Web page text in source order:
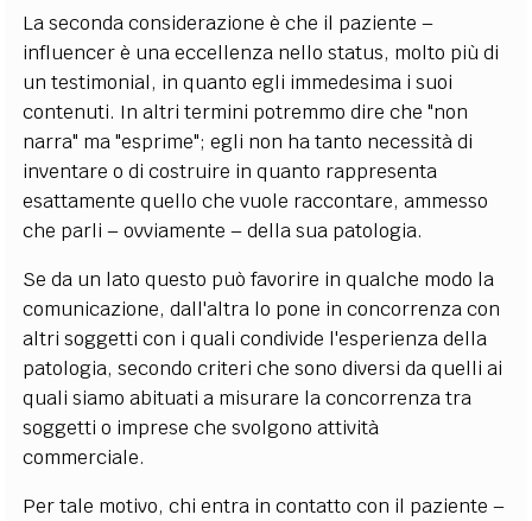
La seconda considerazione è che il paziente –
influencer è una eccellenza nello status, molto più di
un testimonial, in quanto egli immedesima i suoi
contenuti. In altri termini potremmo dire che "non
narra" ma "esprime"; egli non ha tanto necessità di
inventare o di costruire in quanto rappresenta
esattamente quello che vuole raccontare, ammesso
che parli – ovviamente – della sua patologia.
Se da un lato questo può favorire in qualche modo la
comunicazione, dall'altra lo pone in concorrenza con
altri soggetti con i quali condivide l'esperienza della
patologia, secondo criteri che sono diversi da quelli ai
quali siamo abituati a misurare la concorrenza tra
soggetti o imprese che svolgono attività
commerciale.
Per tale motivo, chi entra in contatto con il paziente –